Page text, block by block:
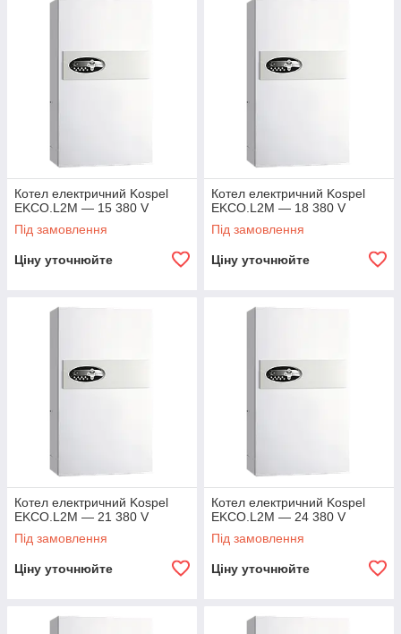
Котел електричний Kospel
EKCO.L2M — 15 380 V
Під замовлення
Ціну уточнюйте
Котел електричний Kospel
EKCO.L2M — 18 380 V
Під замовлення
Ціну уточнюйте
Котел електричний Kospel
EKCO.L2M — 21 380 V
Під замовлення
Ціну уточнюйте
Котел електричний Kospel
EKCO.L2M — 24 380 V
Під замовлення
Ціну уточнюйте